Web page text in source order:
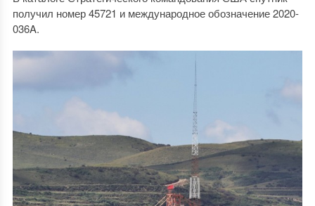
получил номер 45721 и международное обозначение 2020-
036A.